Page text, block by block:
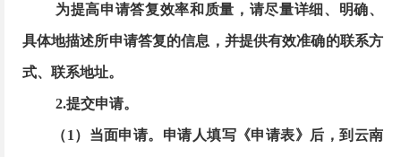
为提高申请答复效率和质量，请尽量详细、明确、
具体地描述所申请答复的信息，并提供有效准确的联系方
式、联系地址。
2.提交申请。
（1）当面申请。申请人填写《申请表》后，到云南